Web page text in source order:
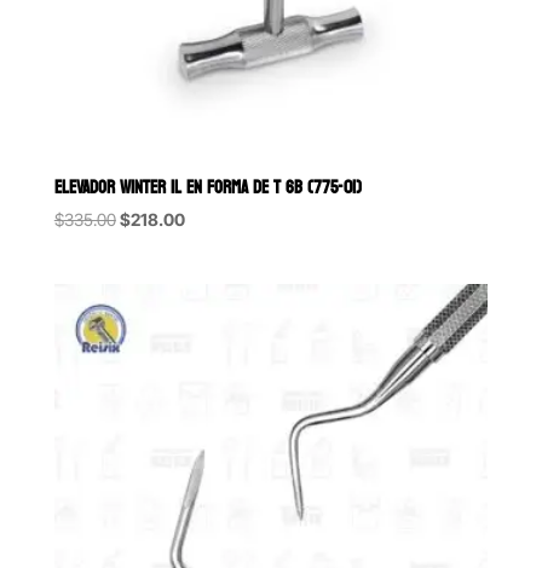
ELEVADOR WINTER 1L EN FORMA DE T 6B (775-01)
$335.00Original
$218.00Current